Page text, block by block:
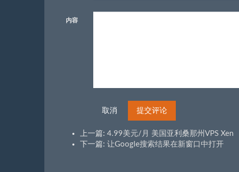
内容
取消 提交评论
上一篇: 4.99美元/月 美国亚利桑那州VPS Xen
下一篇: 让Google搜索结果在新窗口中打开